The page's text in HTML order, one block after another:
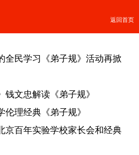
返回首页
全民学习《弟子规》活动再掀
钱文忠解读《弟子规》
理经典《弟子规》
京百年实验学校家长会和经典